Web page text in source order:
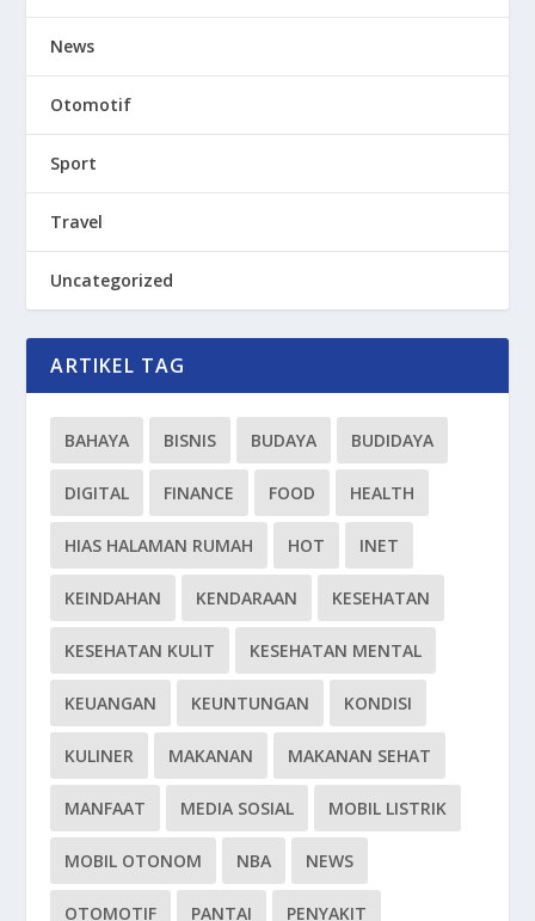
News
Otomotif
Sport
Travel
Uncategorized
ARTIKEL TAG
BAHAYA BISNIS BUDAYA BUDIDAYA
DIGITAL FINANCE FOOD HEALTH
HIAS HALAMAN RUMAH HOT INET
KEINDAHAN KENDARAAN KESEHATAN
KESEHATAN KULIT KESEHATAN MENTAL
KEUANGAN KEUNTUNGAN KONDISI
KULINER MAKANAN MAKANAN SEHAT
MANFAAT MEDIA SOSIAL MOBIL LISTRIK
MOBIL OTONOM NBA NEWS
OTOMOTIF PANTAI PENYAKIT